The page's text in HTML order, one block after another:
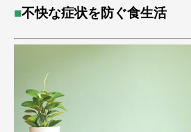
■不快な症状を防ぐ食生活